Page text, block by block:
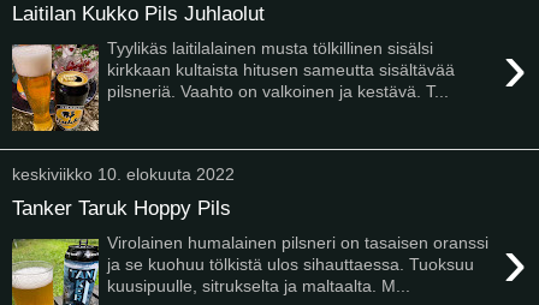
Laitilan Kukko Pils Juhlaolut
›
Tyylikäs laitilalainen musta tölkillinen sisälsi
kirkkaan kultaista hitusen sameutta sisältävää
pilsneriä. Vaahto on valkoinen ja kestävä. T...
keskiviikko 10. elokuuta 2022
Tanker Taruk Hoppy Pils
›
Virolainen humalainen pilsneri on tasaisen oranssi
ja se kuohuu tölkistä ulos sihauttaessa. Tuoksuu
kuusipuulle, sitrukselta ja maltaalta. M...